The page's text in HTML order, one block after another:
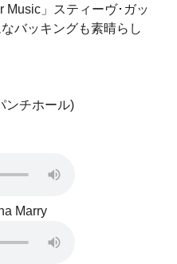
Music」スティーヴ･ガッ
バッキングも素晴らし
チホール)
Marry